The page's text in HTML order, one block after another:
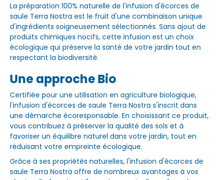
La préparation 100% naturelle de l'infusion d'écorces de
saule Terra Nostra est le fruit d'une combinaison unique
d'ingrédients soigneusement sélectionnés. Sans ajout de
produits chimiques nocifs, cette infusion est un choix
écologique qui préserve la santé de votre jardin tout en
respectant la biodiversité.
Une approche Bio
Certifiée pour une utilisation en agriculture biologique,
l'infusion d'écorces de saule Terra Nostra s'inscrit dans
une démarche écoresponsable. En choisissant ce produit,
vous contribuez à préserver la qualité des sols et à
favoriser un équilibre naturel dans votre jardin, tout en
réduisant votre empreinte écologique.
Grâce à ses propriétés naturelles, l'infusion d'écorces de
saule Terra Nostra offre de nombreux avantages à vos